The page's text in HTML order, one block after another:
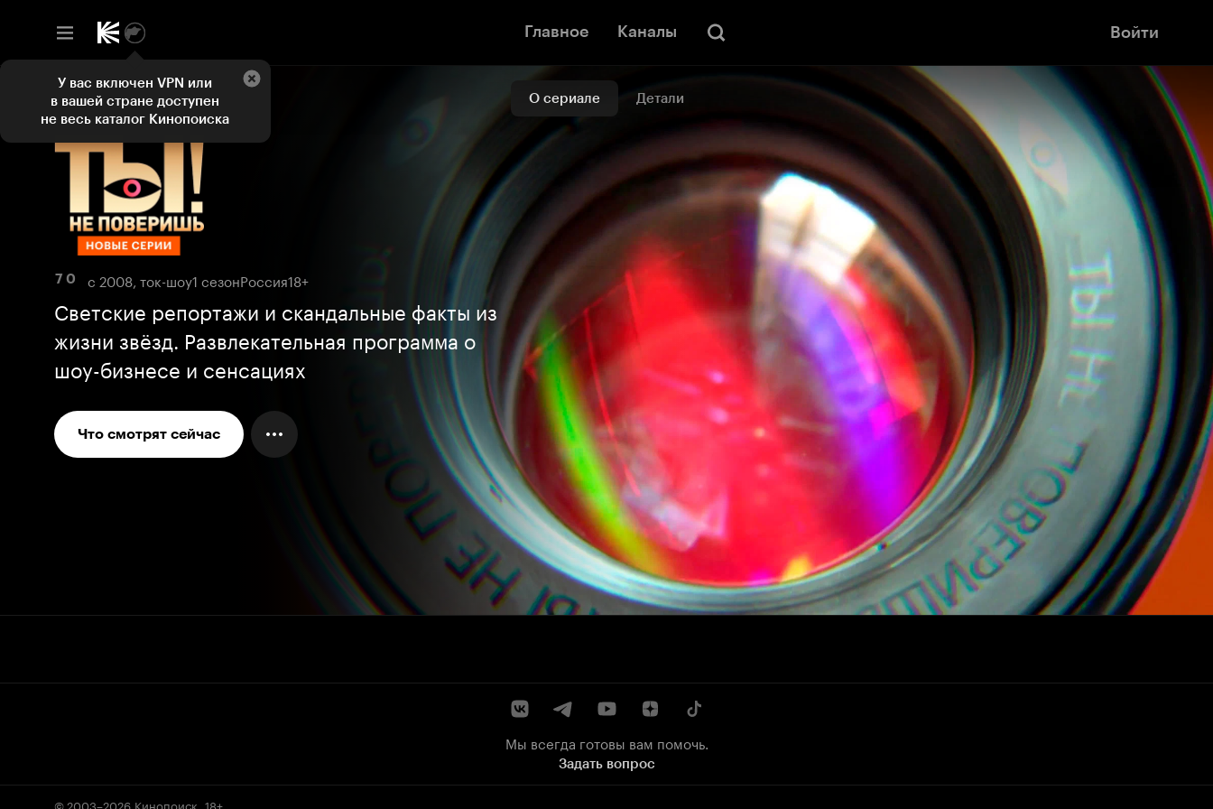
Главное Каналы Войти
О сериале Детали
7 0 с 2008, ток-шоу1 сезонРоссия18+
Светские репортажи и скандальные факты из
жизни звёзд. Развлекательная программа о
шоу-бизнесе и сенсациях
Что смотрят сейчас
Мы всегда готовы вам помочь.
Задать вопрос
© 2003–2026 Кинопоиск 18+
У вас включен VPN или
в вашей стране доступен
не весь каталог Кинопоиска